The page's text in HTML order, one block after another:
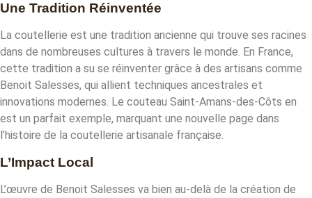
Une Tradition Réinventée
La coutellerie est une tradition ancienne qui trouve ses racines
dans de nombreuses cultures à travers le monde. En France,
cette tradition a su se réinventer grâce à des artisans comme
Benoit Salesses, qui allient techniques ancestrales et
innovations modernes. Le couteau Saint-Amans-des-Côts en
est un parfait exemple, marquant une nouvelle page dans
l’histoire de la coutellerie artisanale française.
L’Impact Local
L’œuvre de Benoit Salesses va bien au-delà de la création de